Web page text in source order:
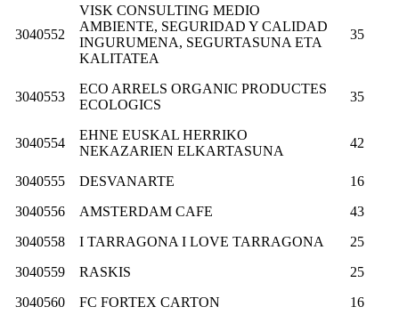
3040552
VISK CONSULTING MEDIO
AMBIENTE, SEGURIDAD Y CALIDAD
INGURUMENA, SEGURTASUNA ETA
KALITATEA
35
3040553
ECO ARRELS ORGANIC PRODUCTES
ECOLOGICS
35
3040554
EHNE EUSKAL HERRIKO
NEKAZARIEN ELKARTASUNA
42
3040555 DESVANARTE
16
3040556
AMSTERDAM CAFE
43
3040558
I TARRAGONA I LOVE TARRAGONA
25
3040559
RASKIS
25
3040560
FC FORTEX CARTON 16